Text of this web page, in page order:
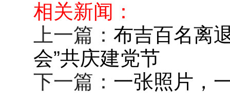
相关新闻：
上一篇： 布吉百名离
会”共庆建党节
下一篇： 一张照片，